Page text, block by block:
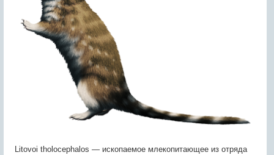
Litovoi tholocephalos — ископаемое млекопитающее из отряда